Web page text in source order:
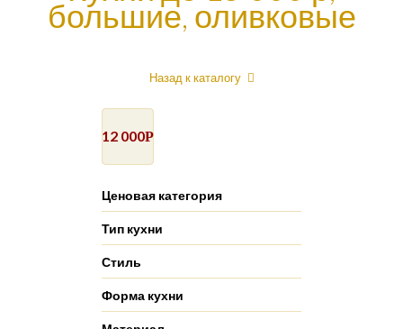
большие, оливковые
Назад к каталогу
12 000Р
Ценовая категория
Тип кухни
Стиль
Форма кухни